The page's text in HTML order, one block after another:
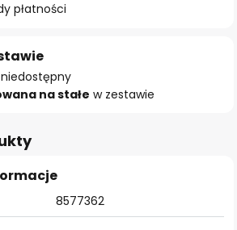
płatności
na stałe w zestawie
8577362